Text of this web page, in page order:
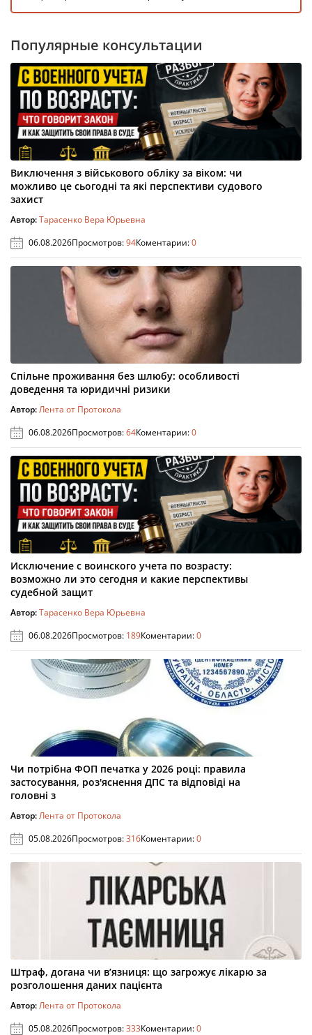
Популярные консультации
Виключення з військового обліку за віком: чи
можливо це сьогодні та які перспективи судового
захист
Автор:Тарасенко Вера Юрьевна
06.08.2026Просмотров:94Коментарии:0
Спільне проживання без шлюбу: особливості
доведення та юридичні ризики
Автор:Лента от Протокола
06.08.2026Просмотров:64Коментарии:0
Исключение с воинского учета по возрасту:
возможно ли это сегодня и какие перспективы
судебной защит
Автор:Тарасенко Вера Юрьевна
06.08.2026Просмотров: 189Коментарии:0
Чи потрібна ФОП печатка у 2026 році: правила
застосування, роз'яснення ДПС та відповіді на
головні з
Автор:Лента от Протокола
05.08.2026Просмотров:316Коментарии:0
Штраф, догана чи в’язниця: що загрожує лікарю за
розголошення даних пацієнта
Автор:Лента от Протокола
05.08.2026Просмотров:333Коментарии:0